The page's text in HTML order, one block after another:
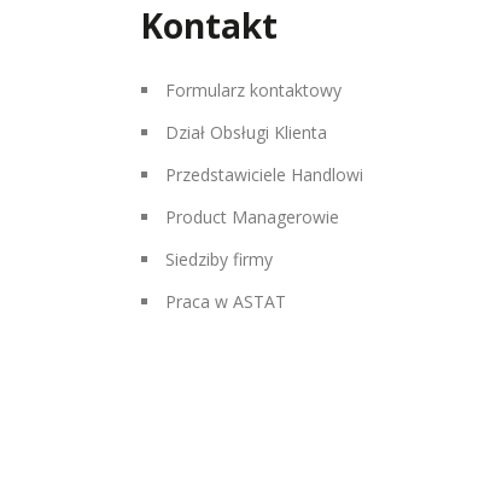
Kontakt
Formularz kontaktowy
Dział Obsługi Klienta
Przedstawiciele Handlowi
Product Managerowie
Siedziby firmy
Praca w ASTAT